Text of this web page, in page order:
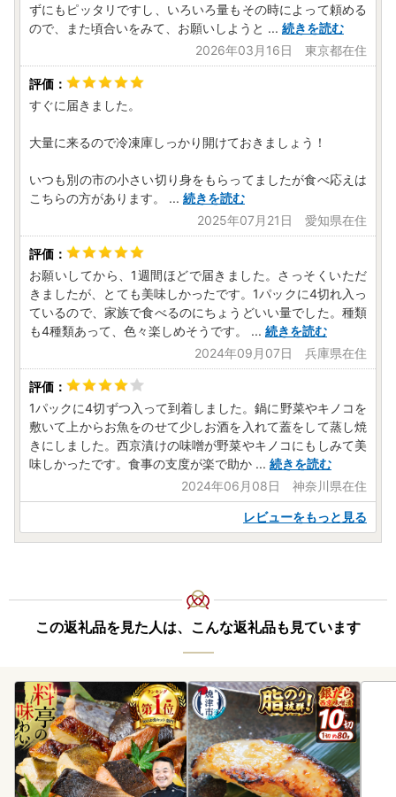
ずにもピッタリですし、いろいろ量もその時によって頼める
ので、また頃合いをみて、お願いしようと ... 続きを読む
2026年03月16日 東京都在住
すぐに届きました。
大量に来るので冷凍庫しっかり開けておきましょう！
いつも別の市の小さい切り身をもらってましたが食べ応えは
こちらの方があります。
... 続きを読む
2025年07月21日 愛知県在住
お願いしてから、1週間ほどで届きました。さっそくいただ
きましたが、とても美味しかったです。1パックに4切れ入っ
ているので、家族で食べるのにちょうどいい量でした。種類
も4種類あって、色々楽しめそうです。
... 続きを読む
2024年09月07日 兵庫県在住
1パックに4切ずつ入って到着しました。鍋に野菜やキノコを
敷いて上からお魚をのせて少しお酒を入れて蓋をして蒸し焼
きにしました。西京漬けの味噌が野菜やキノコにもしみて美
味しかったです。食事の支度が楽で助か ... 続きを読む
2024年06月08日 神奈川県在住
レビューをもっと見る
この返礼品を見た人は、こんな返礼品も見ています